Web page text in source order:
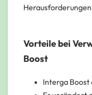
Vorteile bei
Boost
Interga Boost